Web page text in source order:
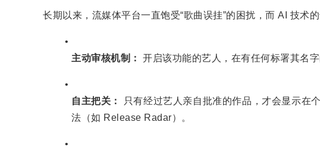
长期以来，流媒体平台一直饱受“歌曲误挂”的困扰，而 AI 技术
主动审核机制： 开启该功能的艺人，在有任何标署其名
自主把关：
只有经过艺人亲自批准的作品，才会显示在
法（如 Release Radar）。